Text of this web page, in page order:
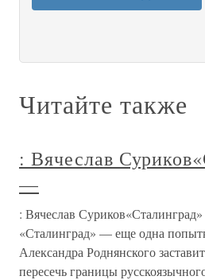
Читайте также
: Вячеслав
—
: Вячеслав
«Сталинград» — еще одна
Александра Роднянского
пересечь границы